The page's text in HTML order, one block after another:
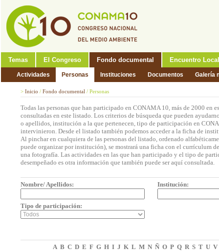
Temas El Congreso Fondo documental Encuentro Local
Actividades Personas Instituciones Documentos Galería
> Inicio / Fondo documental / Personas
Todas las personas que han participado en CONAMA 10, más de 2000 en
consultadas en este listado. Los criterios de búsqueda que pueden
o apellidos, institución a la que pertenecen, tipo de participación en
intervinieron. Desde el listado también podemos acceder a la ficha de
Al pinchar en cualquiera de las personas del listado, ordenado
puede organizar por institución), se mostrará una ficha con el currículum
una fotografía. Las actividades en las que han participado y el tipo de
desempeñado es otra información que también puede ser aquí consultada.
Nombre/ Apellidos: Institución:
Tipo de participación:
A B C D E F G H I J K L M N Ñ O P Q R S T U V